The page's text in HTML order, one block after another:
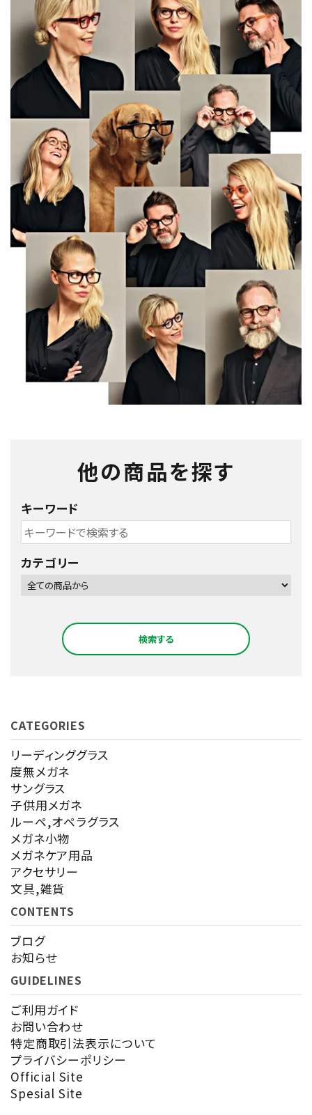
他の商品を探す
キーワード
カテゴリー
検索する
キーワード
カテゴリー
CATEGORIES
リーディンググラス
度無メガネ
サングラス
子供用メガネ
ルーペ,オペラグラス
メガネ小物
メガネケア用品
アクセサリー
文具,雑貨
CONTENTS
ブログ
お知らせ
GUIDELINES
ご利用ガイド
お問い合わせ
特定商取引法表示について
プライバシーポリシー
Official Site
Spesial Site